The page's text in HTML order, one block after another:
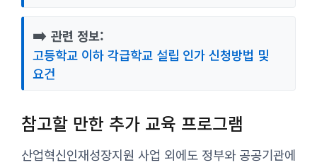
➡️ 관련 정보:
고등학교 이하 각급학교 설립 인가 신청방법 및
요건
참고할 만한 추가 교육 프로그램
산업혁신인재성장지원 사업 외에도 정부와 공공기관에